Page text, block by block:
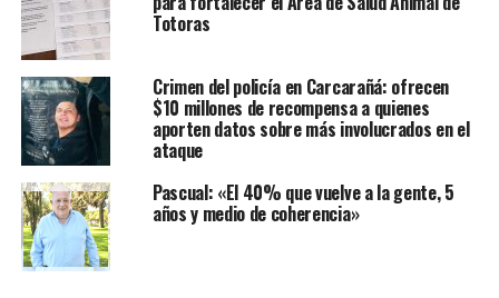
Totoras
Crimen del policía en Carcarañá: ofrecen
$10 millones de recompensa a quienes
aporten datos sobre más involucrados en el
ataque
Pascual: «El 40% que vuelve a la gente, 5
años y medio de coherencia»